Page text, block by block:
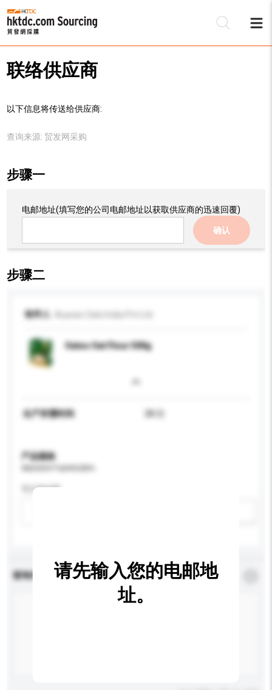
联络供应商
以下信息将传送给供应商:
查询来源: 贸发网采购
步骤一
电邮地址(填写您的公司电邮地址以获取供应商的迅速回覆)
确认
步骤二
收件人
Oateo Oat Flour 500g
生产所需时间 28 日
产品规格
可订造包装
查询内容 *必须填写
请先输入您的电邮地
址。